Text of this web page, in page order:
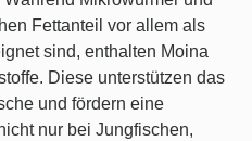
Fettanteil vor allem als
sind, enthalten Moina
Diese unterstützen das
und fördern eine
nur bei Jungfischen,